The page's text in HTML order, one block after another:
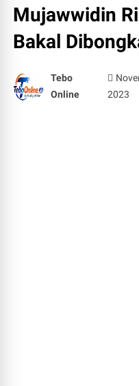
Mujawwidin
Bakal
Tebo
Online
2023